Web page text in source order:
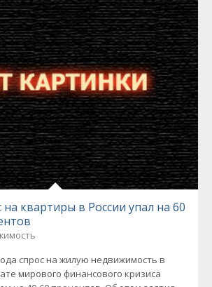
на квартиры в России упал на 60
спрос на жилую недвижимость в
мирового финансового кризиса